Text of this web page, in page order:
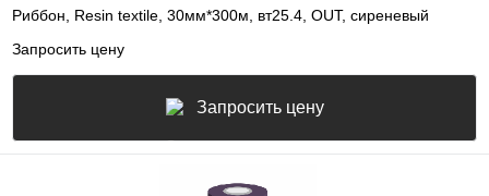
Риббон, Resin textile, 30мм*300м, вт25.4, OUT, сиреневый
Запросить цену
Запросить цену